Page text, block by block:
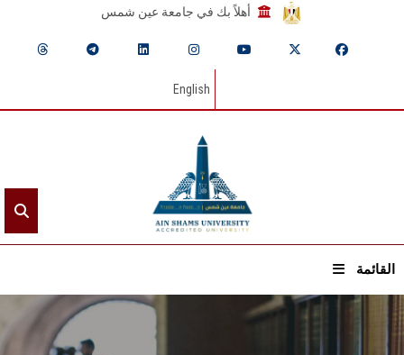
أهلاً بك في جامعة عين شمس
English
القائمة
الرئيسيـة